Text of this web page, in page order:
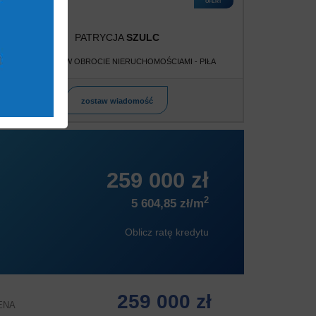
PATRYCJA SZULC
POŚREDNIK W OBROCIE NIERUCHOMOŚCIAMI - PIŁA
zostaw wiadomość
259 000 zł
5 604,85 zł/m2
Oblicz ratę kredytu
259 000 zł